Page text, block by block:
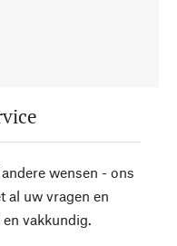
wensen - ons
al uw vragen en
vakkundig.